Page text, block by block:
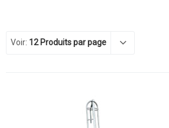
Voir: 12 Produits par page